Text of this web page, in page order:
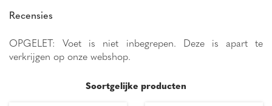
Recensies
OPGELET: Voet is niet inbegrepen. Deze is apart te
verkrijgen op onze webshop.
Soortgelijke producten